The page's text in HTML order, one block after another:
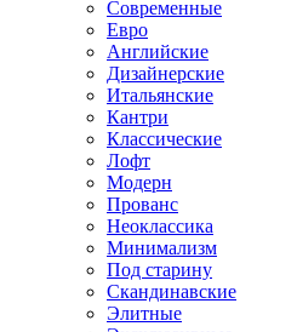
Современные
Евро
Английские
Дизайнерские
Итальянские
Кантри
Классические
Лофт
Модерн
Прованс
Неоклассика
Минимализм
Под старину
Скандинавские
Элитные